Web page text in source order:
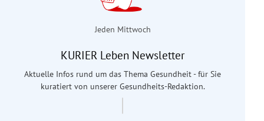
Jeden Mittwoch
KURIER Leben Newsletter
Aktuelle Infos rund um das Thema Gesundheit - für Sie
kuratiert von unserer Gesundheits-Redaktion.